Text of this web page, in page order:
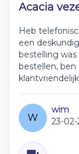
Acacia
Heb
een
bestelling was
bestellen,
W
wim
23-02-